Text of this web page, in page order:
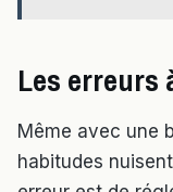
Les erreurs
Même avec une
habitudes